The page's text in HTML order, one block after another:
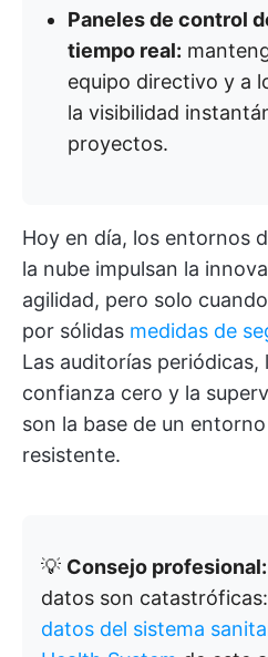
Paneles de control
tiempo real:
equipo directivo y a
la visibilidad
proyectos.
Hoy en día, los entornos
la nube impulsan la
agilidad, pero solo
por sólidas medidas de
Las auditorías periódicas,
confianza cero y la
son la base de un
resistente.
💡 Consejo profesional:
datos son
datos del sistema